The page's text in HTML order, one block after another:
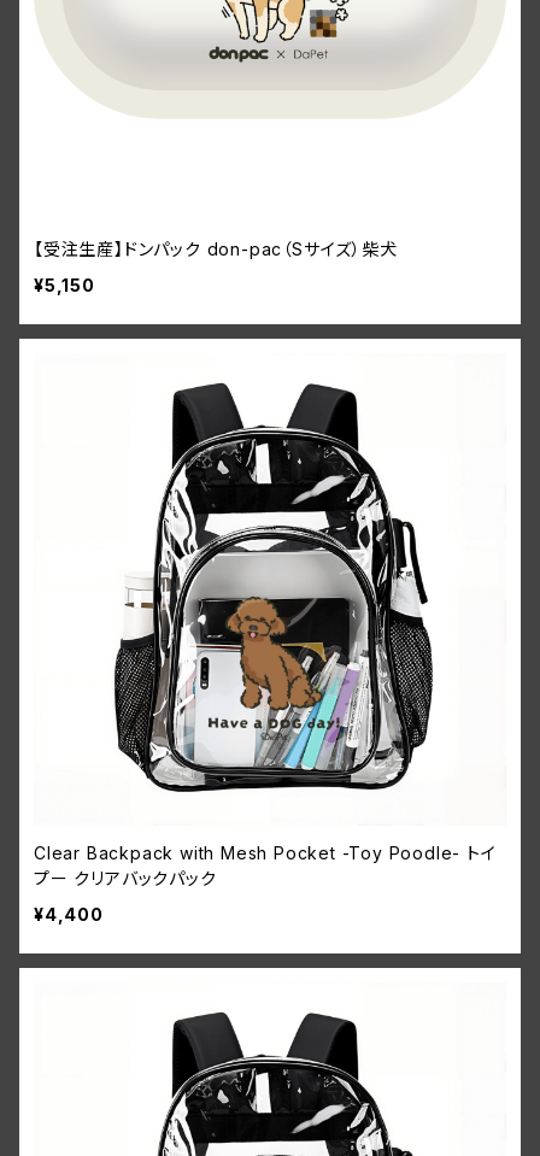
【受注生産】ドンパック don-pac（Sサイズ）柴犬
¥5,150
Clear Backpack with Mesh Pocket -Toy Poodle- トイ
プー クリアバックパック
¥4,400